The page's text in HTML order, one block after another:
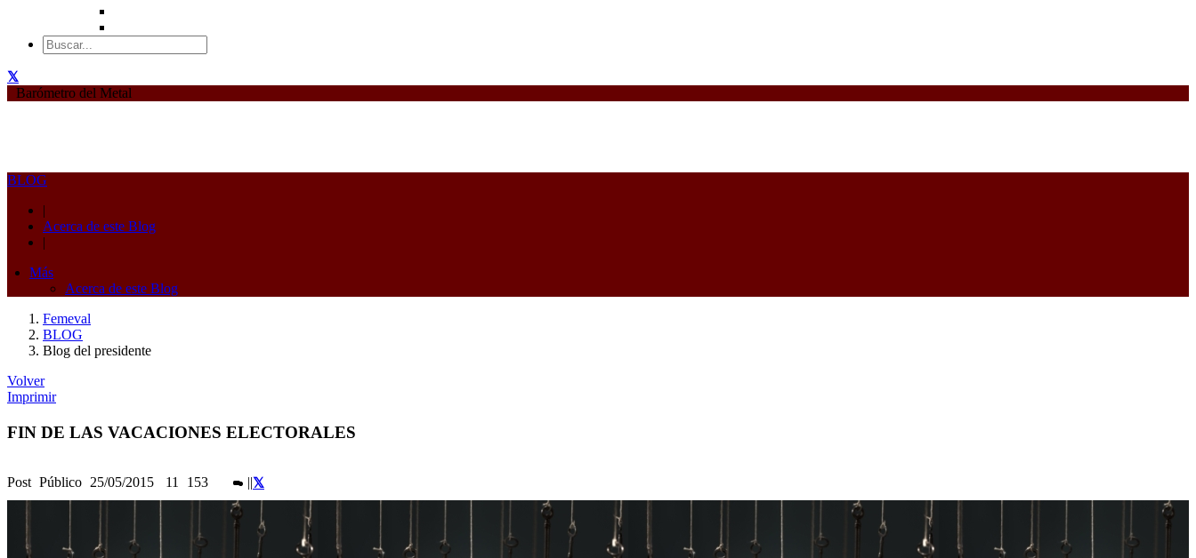
Barómetro del Metal
BLOG
|
Acerca de este Blog
|
Más
Acerca de este Blog
Femeval
BLOG
Blog del presidente
Volver
Imprimir
FIN DE LAS VACACIONES ELECTORALES
Post Público 25/05/2015 11 153 ||